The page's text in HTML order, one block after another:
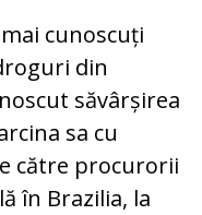
cunoscuți
din
săvârșirea
sa cu
către procurorii
în Brazilia, la